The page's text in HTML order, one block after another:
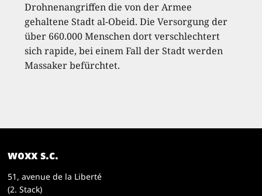
Drohnenangriffen die von der Armee
gehaltene Stadt al-Obeid. Die Versorgung der
über 660.000 Menschen dort verschlechtert
sich rapide, bei einem Fall der Stadt werden
Massaker befürchtet.
woxx s.c.
51, avenue de la Liberté
(2. Stack)